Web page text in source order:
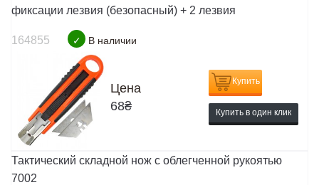
фиксации лезвия (безопасный) + 2 лезвия
164855 ✓ В наличии
Цена
68₴
Купить
Купить в один клик
Тактический складной нож с облегченной рукоятью
7002